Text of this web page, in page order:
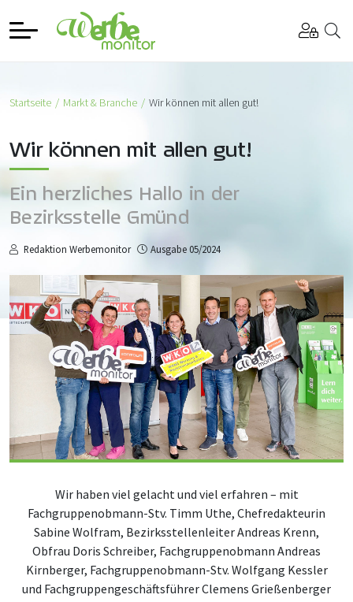
Startseite Markt & Branche Wir können mit allen gut!
Wir können mit allen gut!
Ein herzliches Hallo in der
Bezirksstelle Gmünd
Redaktion Werbemonitor Ausgabe 05/2024
Wir haben viel gelacht und viel erfahren – mit
Fachgruppenobmann-Stv. Timm Uthe, Chefredakteurin
Sabine Wolfram, Bezirksstellenleiter Andreas Krenn,
Obfrau Doris Schreiber, Fachgruppenobmann Andreas
Kirnberger, Fachgruppenobmann-Stv. Wolfgang Kessler
und Fachgruppengeschäftsführer Clemens Grießenberger